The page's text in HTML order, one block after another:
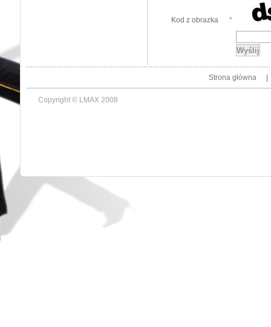
Kod z obrazka *
Strona główna
Copyright © LMAX 2008